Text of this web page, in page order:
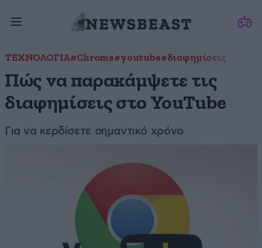
ΤΕΧΝΟΛΟΓΙΑ#Chrome#youtube#διαφημίσεις
Πώς να παρακάμψετε τις
διαφημίσεις στο YouTube
Για να κερδίσετε σημαντικό χρόνο